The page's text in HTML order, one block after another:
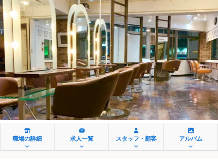
職場の詳細 求人一覧 スタッフ・顧客 アルバム